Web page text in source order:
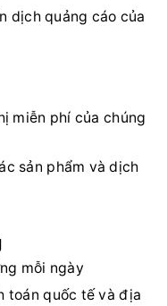
dịch quảng cáo của
miễn phí của chúng
sản phẩm và dịch
mỗi ngày
toán quốc tế và địa